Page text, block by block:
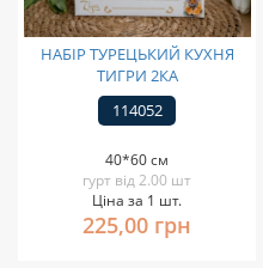
НАБІР ТУРЕЦЬКИЙ КУХНЯ
ТИГРИ 2КА
114052
40*60 см
гурт від 2.00 шт
Ціна за 1 шт.
225,00 грн